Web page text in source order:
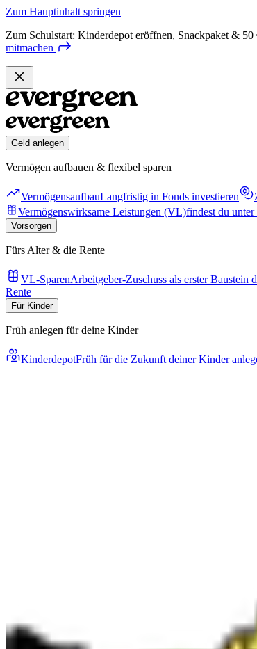
Zum Hauptinhalt springen
Zum Schulstart: Kinderdepot eröffnen, Snackpaket & 50
mitmachen
Geld anlegen
Vermögen aufbauen & flexibel sparen
VermögensaufbauLangfristig in Fonds investieren
Vermögenswirksame Leistungen (VL)findest du
Vorsorgen
Fürs Alter & die Rente
VL-SparenArbeitgeber-Zuschuss als erster Baustein
Rente
Für Kinder
Früh anlegen für deine Kinder
KinderdepotFrüh für die Zukunft deiner Kinder